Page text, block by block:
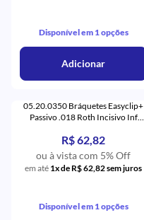
Disponível em 1 opções
Adicionar
05.20.0350 Bráquetes Easyclip+
Passivo .018 Roth Incisivo Inf
Aditek
R$ 62,82
ou à vista com 5% Off
em até 1x de R$ 62,82 sem juros
Disponível em 1 opções